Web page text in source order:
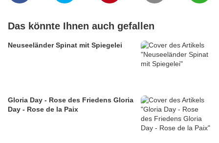
Das könnte Ihnen auch gefallen
Neuseeländer Spinat mit Spiegelei
Gloria Day - Rose des Friedens Gloria
Day - Rose de la Paix